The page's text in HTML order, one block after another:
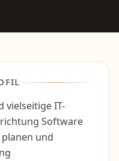
vielseitige IT-
Software
und